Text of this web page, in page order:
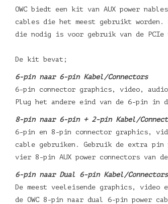
OWC biedt een kit van AUX power
cables die het meest gebruikt
die nodig is voor gebruik van de
De kit bevat;
6-pin naar 6-pin Kabel/Connectors
6-pin connector graphics, video,
Plug het andere eind van de 6-pin in
8-pin naar 6-pin + 2-pin Kabel/
6-pin en 8-pin connector graphics,
cable gebruiken. Gebruik de extra
vier 8-pin AUX power connectors
6-pin naar Dual 6-pin Kabel/Connectors
De meest veeleisende graphics, video
de OWC 8-pin naar dual 6-pin power